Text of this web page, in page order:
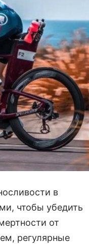
в
чтобы убедить
от
регулярные